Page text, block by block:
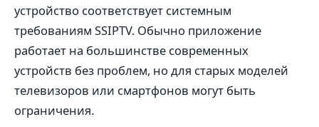
устройство соответствует системным
требованиям SSIPTV. Обычно приложение
работает на большинстве современных
устройств без проблем, но для старых моделей
телевизоров или смартфонов могут быть
ограничения.